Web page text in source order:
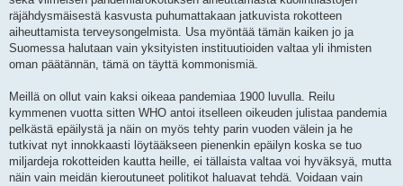
räjähdysmäisestä kasvusta puhumattakaan jatkuvista rokotteen
aiheuttamista terveysongelmista. Usa myöntää tämän kaiken jo ja
Suomessa halutaan vain yksityisten instituutioiden valtaa yli ihmisten
oman päätännän, tämä on täyttä kommonismiä.
Meillä on ollut vain kaksi oikeaa pandemiaa 1900 luvulla. Reilu
kymmenen vuotta sitten WHO antoi itselleen oikeuden julistaa pandemia
pelkästä epäilystä ja näin on myös tehty parin vuoden välein ja he
tutkivat nyt innokkaasti löytääkseen pienenkin epäilyn koska se tuo
miljardeja rokotteiden kautta heille, ei tällaista valtaa voi hyväksyä, mutta
näin vain meidän kieroutuneet politikot haluavat tehdä. Voidaan vain